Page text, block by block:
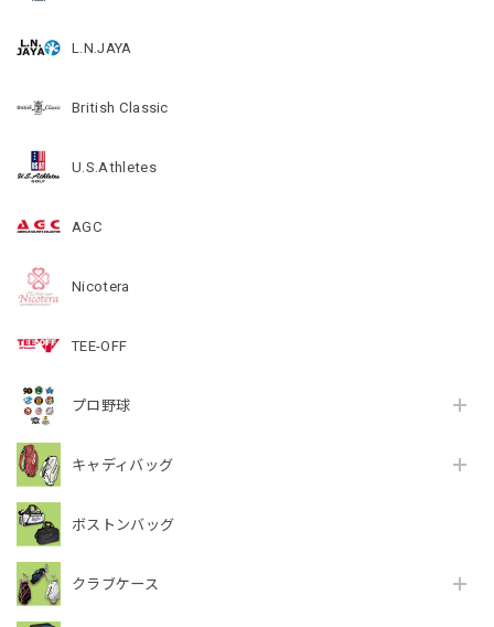
L.N.JAYA
British Classic
U.S.Athletes
AGC
Nicotera
TEE-OFF
プロ野球
キャディバッグ
ボストンバッグ
クラブケース